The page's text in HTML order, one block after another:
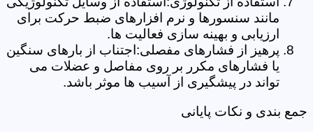
مانند سنسورها و نرم افزارهای ضبط حرکت برای
ارزیابی و بهینه سازی فعالیت ها.
پرهیز از فشارهای مفصلی:اجتناب از بارهای سنگین
یا فشارهای مکرر بر روی مفاصل و عضلات می
تواند در پیشگیری از آسیب ها موثر باشد.
جمع بندی و نکات پایانی